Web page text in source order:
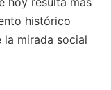
histórico
la mirada social